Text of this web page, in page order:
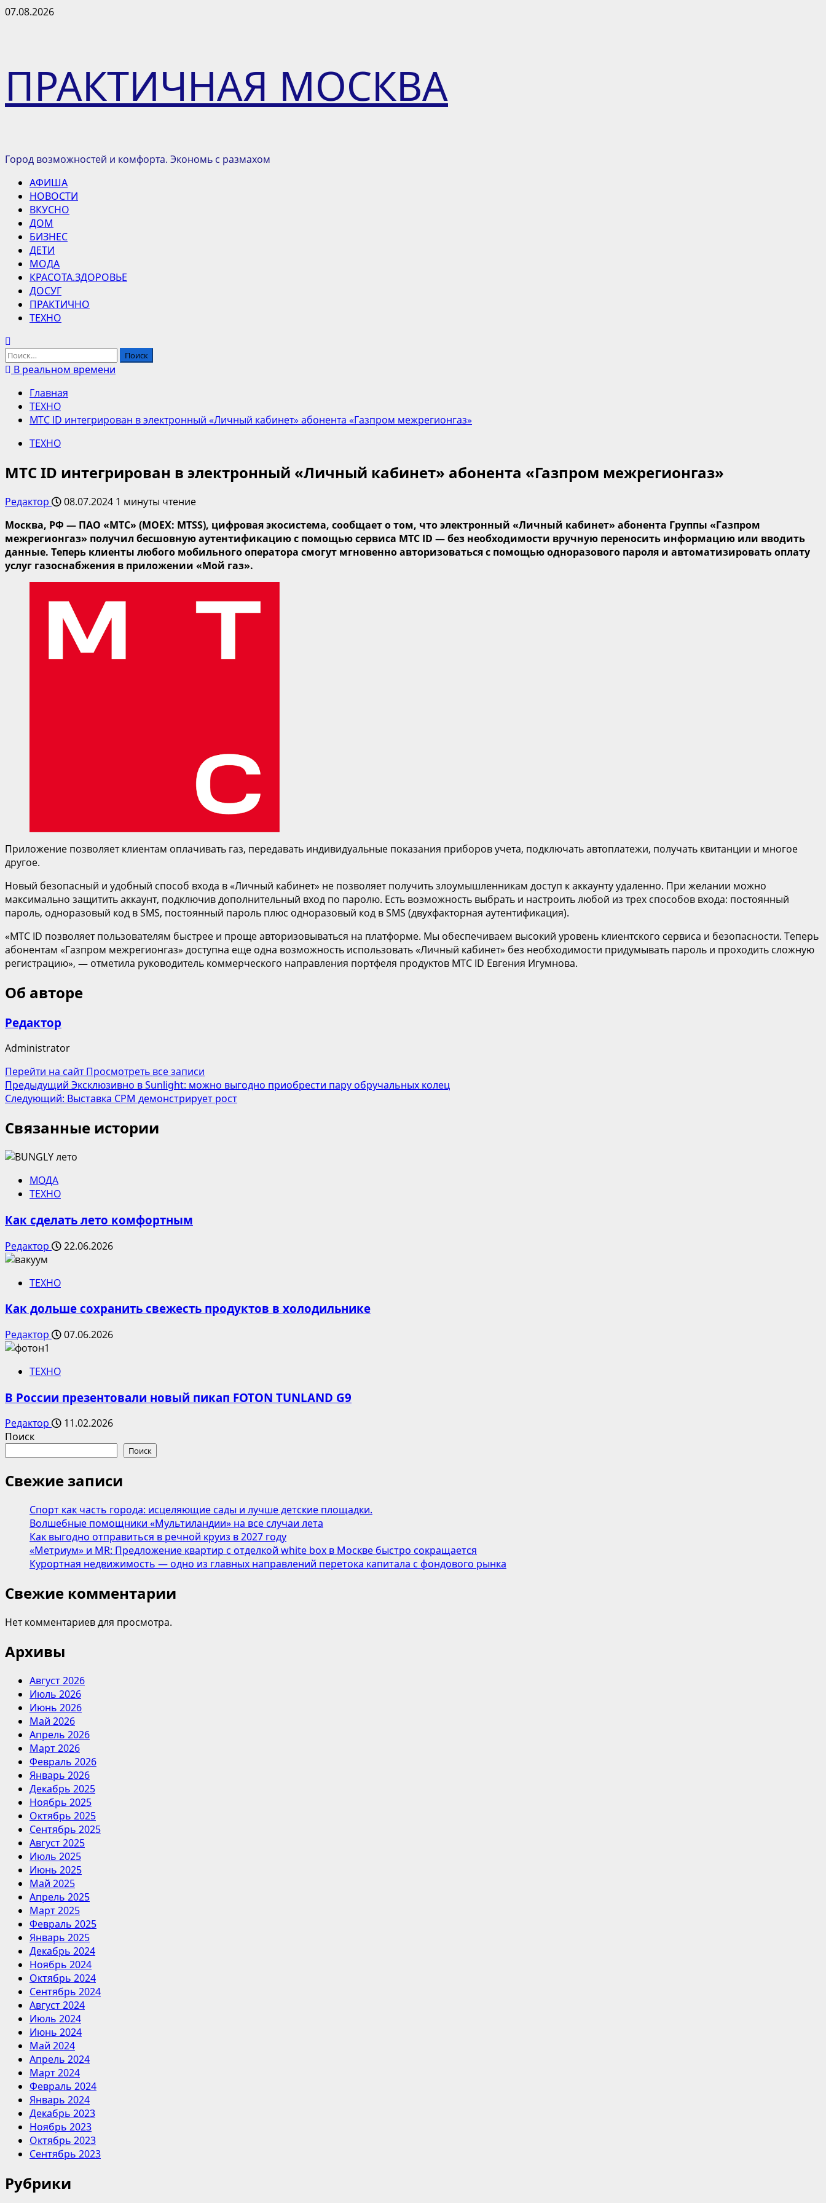
Перейти
07.08.2026
ПРАКТИЧНАЯ МОСКВА
Город возможностей и комфорта. Экономь с размахом
Основное
меню
АФИША
НОВОСТИ
ВКУСНО
ДОМ
БИЗНЕС
ДЕТИ
МОДА
КРАСОТА.ЗДОРОВЬЕ
ДОСУГ
ПРАКТИЧНО
ТЕХНО
Найти:
В реальном времени
Главная
ТЕХНО
МТС ID интегрирован в электронный «Личный кабинет» абонента «Газпром межрегионгаз»
ТЕХНО
МТС ID интегрирован в электронный «Личный кабинет» абонента «Газпром межрегионгаз»
Редактор 08.07.2024 1 минуты чтение
Москва, РФ — ПАО «МТС» (MOEX: MTSS), цифровая экосистема, сообщает о том, чтоэлектронный «Личный кабинет» абонента Группы «Газпром
межрегионгаз» получил бесшовную аутентификациюс помощью сервиса МТС ID —без необходимости вручную переносить информацию или вводить
данные. Теперь клиенты любого мобильного оператора смогут мгновенноавторизоваться с помощью одноразового пароля и автоматизировать оплату
услуг газоснабжения в приложении «Мой газ».
Приложение позволяет клиентам оплачивать газ, передавать индивидуальные показания приборов учета, подключать автоплатежи, получать квитанции и многое
другое.
Новый безопасный и удобный способ входа в «Личный кабинет» не позволяет получить злоумышленникам доступ к аккаунту удаленно. При желании можно
максимально защитить аккаунт, подключив дополнительный вход по паролю. Есть возможность выбрать и настроить любой из трех способов входа: постоянный
пароль, одноразовый код в SMS, постоянный пароль плюс одноразовый код в SMS (двухфакторная аутентификация).
«МТС ID позволяет пользователям быстрее и проще авторизовываться на платформе. Мы обеспечиваем высокий уровень клиентского сервиса и безопасности. Теперь
абонентам «Газпром межрегионгаз» доступна еще одна возможность использовать «Личный кабинет» без необходимости придумывать пароль и проходить сложную
регистрацию», — отметила руководитель коммерческого направления портфеля продуктов МТС ID Евгения Игумнова.
Об авторе
Редактор
Administrator
Перейти на сайтПросмотреть все записи
Навигация
записи
Предыдущий Эксклюзивно в Sunlight: можно выгодно приобрести пару обручальных колец
Следующий: Выставка CPM демонстрирует рост
Связанные истории
МОДА
ТЕХНО
Как сделать лето комфортным
Редактор 22.06.2026
ТЕХНО
Как дольше сохранить свежесть продуктов в холодильнике
Редактор 07.06.2026
ТЕХНО
В России презентовали новый пикап FOTON TUNLAND G9
Редактор
11.02.2026
Поиск
Поиск
Свежие записи
Спорт как часть города: исцеляющие сады и лучше детские площадки.
Волшебные помощники «Мультиландии» на все случаи лета
Как выгодно отправиться в речной круиз в 2027 году
«Метриум» и MR: Предложение квартир с отделкой white box в Москве быстро сокращается
Курортная недвижимость — одно из главных направлений перетока капитала с фондового рынка
Свежие комментарии
Нет комментариев для просмотра.
Архивы
Август 2026
Июль 2026
Июнь 2026
Май 2026
Апрель 2026
Март 2026
Февраль 2026
Январь 2026
Декабрь 2025
Ноябрь 2025
Октябрь 2025
Сентябрь 2025
Август 2025
Июль 2025
Июнь 2025
Май 2025
Апрель 2025
Март 2025
Февраль 2025
Январь 2025
Декабрь 2024
Ноябрь 2024
Октябрь 2024
Сентябрь 2024
Август 2024
Июль 2024
Июнь 2024
Май 2024
Апрель 2024
Март 2024
Февраль 2024
Январь 2024
Декабрь 2023
Ноябрь 2023
Октябрь 2023
Сентябрь 2023
Рубрики